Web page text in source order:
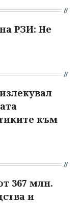
РЗИ: Не
към
367 млн.
и